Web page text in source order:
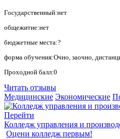
Государственный:нет
общежитие:нет
бюджетные места:?
форма обучения:Очно, заочно,
Проходной балл:0
Читать отзывы
Медицинские Экономические
Перейти
Колледж управления и
Оцени колледж первым!